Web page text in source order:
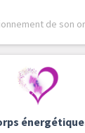
de son